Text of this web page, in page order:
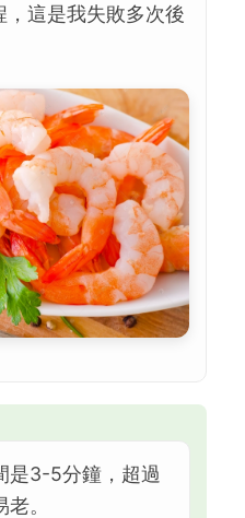
這是我失敗多次後
是3-5分鐘，超過
。